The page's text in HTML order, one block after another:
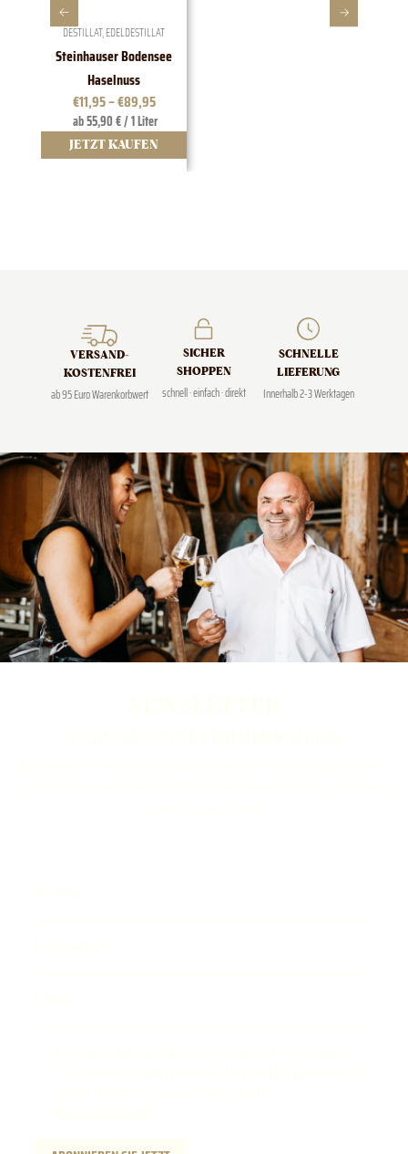
DESTILLAT,EDELDESTILLAT
Steinhauser Bodensee
Haselnuss
€11,95–€89,95
ab 55,90 € / 1 Liter
JETZT KAUFEN
VERSAND­
KOSTENFREI
ab 95 Euro Warenkorbwert
SICHER
SHOPPEN
schnell · einfach · direkt
SCHNELLE
LIEFERUNG
Innerhalb 2-3 Werktagen